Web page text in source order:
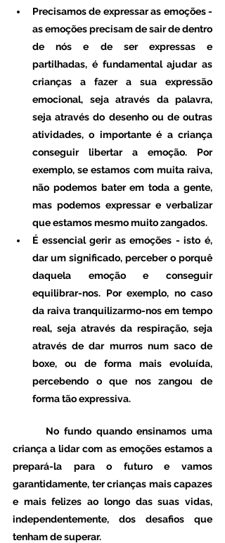
Precisamos de expressar as emoções -
as emoções precisam de sair de dentro
de nós e de ser expressas e
partilhadas, é fundamental ajudar as
crianças a fazer a sua expressão
emocional, seja através da palavra,
seja através do desenho ou de outras
atividades, o importante é a criança
conseguir libertar a emoção. Por
exemplo, se estamos com muita raiva,
não podemos bater em toda a gente,
mas podemos expressar e verbalizar
que estamos mesmo muito zangados.
É essencial gerir as emoções - isto é,
dar um significado, perceber o porquê
daquela emoção e conseguir
equilibrar-nos. Por exemplo, no caso
da raiva tranquilizarmo-nos em tempo
real, seja através da respiração, seja
através de dar murros num saco de
boxe, ou de forma mais evoluída,
percebendo o que nos zangou de
forma tão expressiva.
criança a lidar com as emoções estamos a
prepará-la para o futuro e vamos
garantidamente, ter crianças mais capazes
e mais felizes ao longo das suas vidas,
independentemente, dos desafios que
tenham de superar.